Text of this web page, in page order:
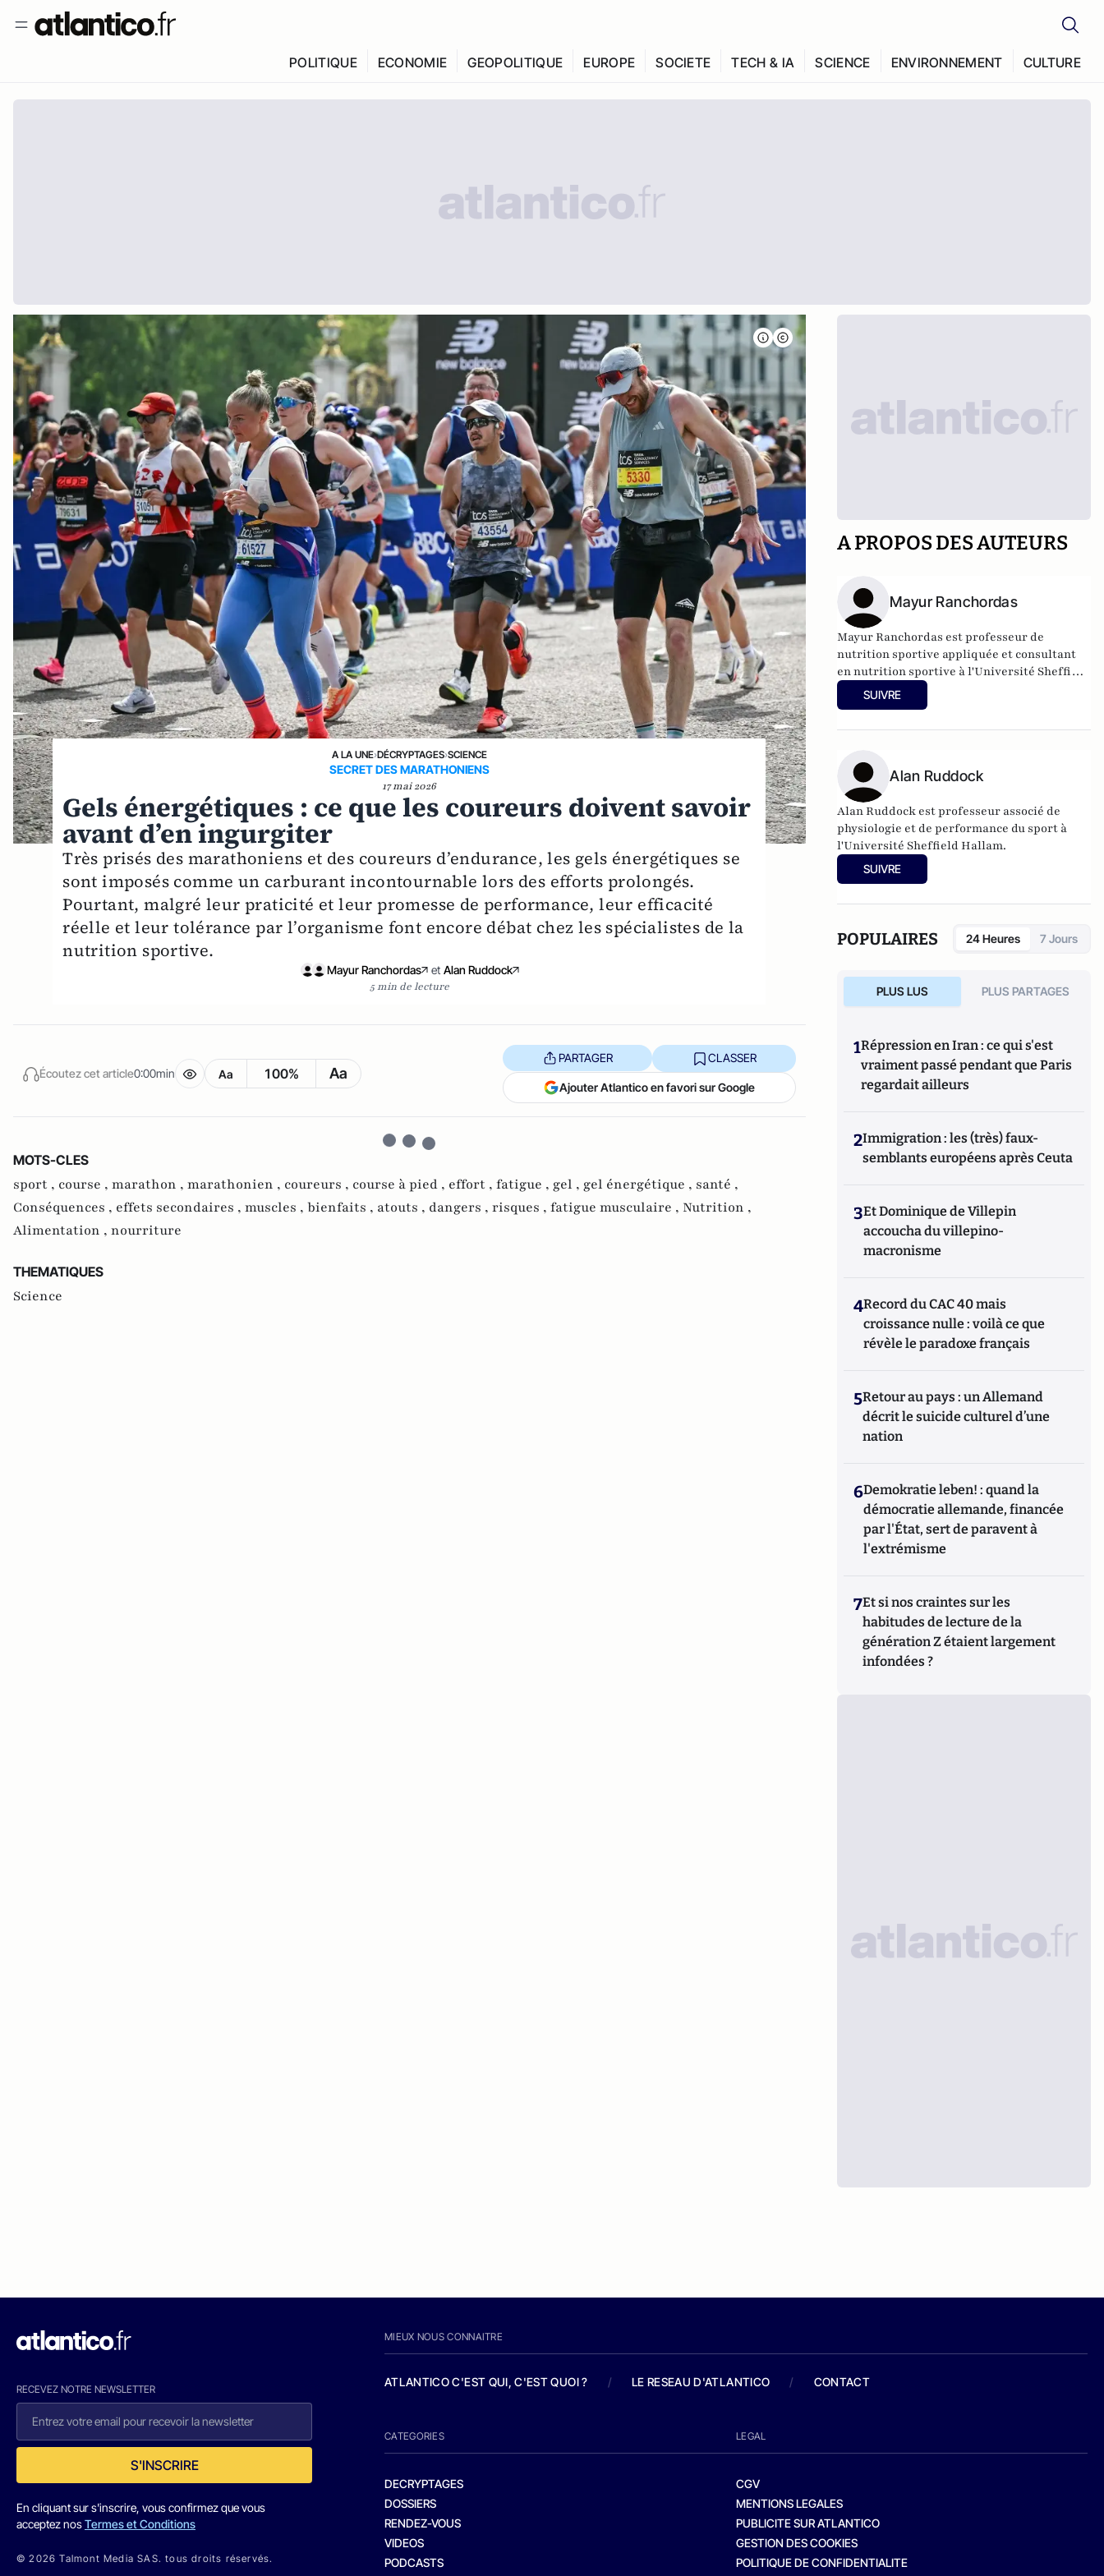
POLITIQUE ECONOMIE GEOPOLITIQUE EUROPE SOCIETE TECH & IA SCIENCE ENVIRONNEMENT CULTURE
A LA UNE›DÉCRYPTAGES›SCIENCE
SECRET DES MARATHONIENS
17 mai 2026
Gels énergétiques : ce que les coureurs doivent savoir
avant d’en ingurgiter
Très prisés des marathoniens et des coureurs d’endurance, les gels énergétiques se
sont imposés comme un carburant incontournable lors des efforts prolongés.
Pourtant, malgré leur praticité et leur promesse de performance, leur efficacité
réelle et leur tolérance par l’organisme font encore débat chez les spécialistes de la
nutrition sportive.
Mayur Ranchordas et Alan Ruddock
5 min de lecture
Écoutez cet article0:00min Aa 100% Aa
PARTAGER CLASSER
Ajouter Atlantico en favori sur Google
MOTS-CLES
sport , course , marathon , marathonien , coureurs , course à pied , effort , fatigue , gel , gel énergétique , santé ,
Conséquences , effets secondaires , muscles , bienfaits , atouts , dangers , risques , fatigue musculaire , Nutrition ,
Alimentation , nourriture
THEMATIQUES
Science
A PROPOS DES AUTEURS
Mayur Ranchordas
Mayur Ranchordas est professeur de
nutrition sportive appliquée et consultant
en nutrition sportive à l'Université Sheffield
Hallam.SUIVRE
Alan Ruddock
Alan Ruddock est professeur associé de
physiologie et de performance du sport à
l'Université Sheffield Hallam.
SUIVRE
POPULAIRES 24 Heures 7 Jours
PLUS LUS PLUS PARTAGES
1Répression en Iran : ce qui s'est
vraiment passé pendant que Paris
regardait ailleurs
2Immigration : les (très) faux-
semblants européens après Ceuta
3Et Dominique de Villepin
accoucha du villepino-
macronisme
4Record du CAC 40 mais
croissance nulle : voilà ce que
révèle le paradoxe français
5Retour au pays : un Allemand
décrit le suicide culturel d’une
nation
6Demokratie leben! : quand la
démocratie allemande, financée
par l'État, sert de paravent à
l'extrémisme
7Et si nos craintes sur les
habitudes de lecture de la
génération Z étaient largement
infondées ?
RECEVEZ NOTRE NEWSLETTER
S'INSCRIRE
En cliquant sur s'inscrire, vous confirmez que vous
acceptez nosTermes et Conditions
© 2026 Talmont Media SAS. tous droits réservés.
MIEUX NOUS CONNAITRE
ATLANTICO C'EST QUI, C'EST QUOI ? / LE RESEAU D'ATLANTICO / CONTACT
CATEGORIES
DECRYPTAGES
DOSSIERS
RENDEZ-VOUS
VIDEOS
PODCASTS
LEGAL
CGV
MENTIONS LEGALES
PUBLICITE SUR ATLANTICO
GESTION DES COOKIES
POLITIQUE DE CONFIDENTIALITE